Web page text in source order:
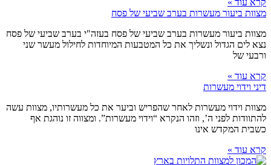
מצוות ביעור מעשרות בערב שביעי של פסח
מצוות ביעור מעשרות בערב שביעי של פסח בעזה"י בערב שביעי של פסח
נצא לים הגדול ונשליך את כל המטבעות המיוחדות לחילול מעשר שני
ורבעי של
קרא עוד »
דיני וידוי מעשרות
מצוות וידוי מעשרות לאחר שהפריש וביער את כל מעשרותיו, מצוות עשה
להתוודות לפני ה’, וזהו הנקרא “וידוי מעשרות”. ומצווה זו נוהגת אף
כשבית המקדש אינו
קרא עוד »